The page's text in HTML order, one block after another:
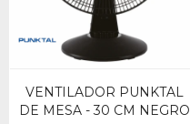
VENTILADOR PUNKTAL
DE MESA - 30 CM NEGRO